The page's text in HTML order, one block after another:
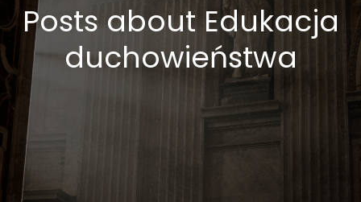
Posts about Edukacja
duchowieństwa